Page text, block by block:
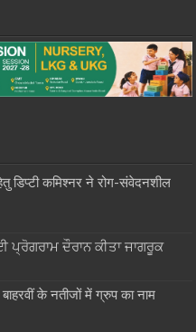
डिप्टी कमिश्नर ने रोग-संवेदनशील
ਪ੍ਰੋਗਰਾਮ ਦੌਰਾਨ ਕੀਤਾ ਜਾਗਰੂਕ
के नतीजों में ग्रुप का नाम